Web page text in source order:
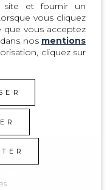
site et fournir un
vous cliquez
que vous acceptez
nos mentions
cliquez sur